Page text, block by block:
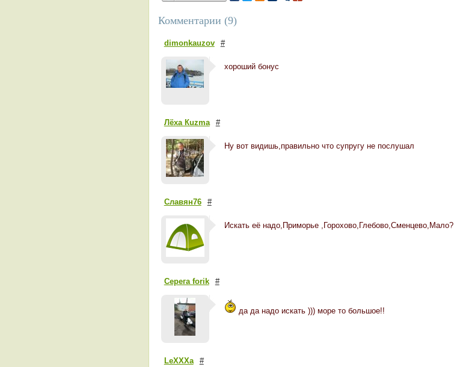
Комментарии (9)
dimonkauzov #
хороший бонус
Лёха Кuzma #
Ну вот видишь,правильно что супругу не послушал
Славян76 #
Искать её надо,Приморье ,Горохово,Глебово,Сменцево,Мало?
Сeрeга forik #
да да надо искать ))) море то большое!!
LeXXXa #